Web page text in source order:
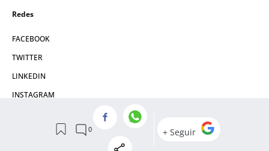
Redes
FACEBOOK
TWITTER
LINKEDIN
INSTAGRAM